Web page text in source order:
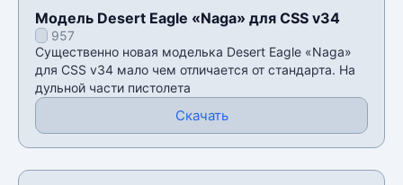
Модель Desert Eagle «Naga» для CSS v34
957
Существенно новая моделька Desert Eagle «Naga»
для CSS v34 мало чем отличается от стандарта. На
дульной части пистолета
Скачать